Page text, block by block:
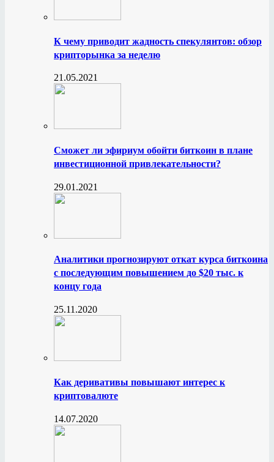
К чему приводит жадность спекулянтов: обзор
крипторынка за неделю
21.05.2021
Сможет ли эфириум обойти биткоин в плане
инвестиционной привлекательности?
29.01.2021
Аналитики прогнозируют откат курса биткоина
с последующим повышением до $20 тыс. к
концу года
25.11.2020
Как деривативы повышают интерес к
криптовалюте
14.07.2020